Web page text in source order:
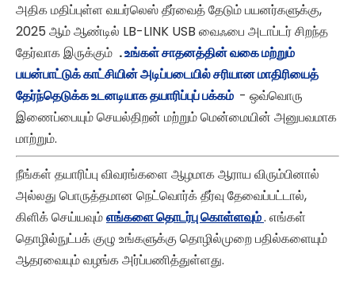
அதிக மதிப்புள்ள வயர்லெஸ் தீர்வைத் தேடும் பயனர்களுக்கு,
2025 ஆம் ஆண்டில் LB-LINK USB வைஃபை அடாப்டர் சிறந்த
தேர்வாக இருக்கும் .உங்கள் சாதனத்தின் வகை மற்றும்
பயன்பாட்டுக் காட்சியின் அடிப்படையில் சரியான மாதிரியைத்
தேர்ந்தெடுக்க உடனடியாக தயாரிப்புப் பக்கம் - ஒவ்வொரு
இணைப்பையும் செயல்திறன் மற்றும் மென்மையின் அனுபவமாக
மாற்றும்.
நீங்கள் தயாரிப்பு விவரங்களை ஆழமாக ஆராய விரும்பினால்
அல்லது பொருத்தமான நெட்வொர்க் தீர்வு தேவைப்பட்டால்,
கிளிக் செய்யவும்எங்களை தொடர்பு கொள்ளவும். எங்கள்
தொழில்நுட்பக் குழு உங்களுக்கு தொழில்முறை பதில்களையும்
ஆதரவையும் வழங்க அர்ப்பணித்துள்ளது.